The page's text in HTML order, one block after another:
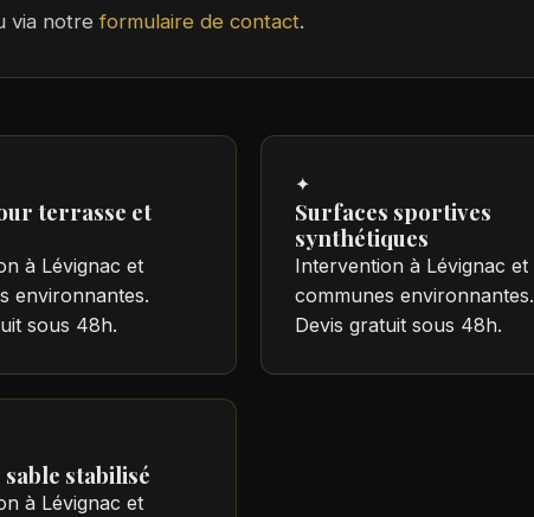
via notreformulaire de contact.
terrasse et
à Lévignac et
environnantes.
sous 48h.
✦
Surfaces sportives
synthétiques
Intervention à Lévignac et
communes environnantes.
Devis gratuit sous 48h.
stabilisé
à Lévignac et